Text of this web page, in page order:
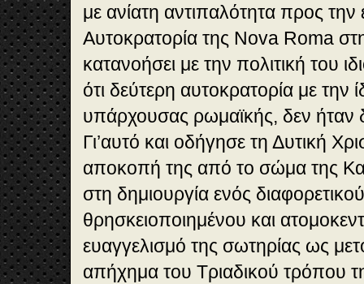
με ανίατη αντιπαλότητα προς
Αυτοκρατορία της Nova Roma
κατανοήσει με την πολιτική του
ότι δεύτερη αυτοκρατορία με την
υπάρχουσας ρωμαϊκής, δεν ήταν
Γι’αυτό και οδήγησε τη Δυτική
αποκοπή της από το σώμα της
στη δημιουργία ενός
θρησκειοποιημένου και
ευαγγελισμό της σωτηρίας ως
απήχημα του Τριαδικού τρόπου